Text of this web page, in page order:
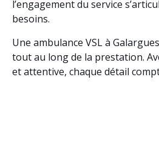
l’engagement du service
besoins.
Une ambulance VSL à
tout au long de la prestation.
et attentive, chaque détail